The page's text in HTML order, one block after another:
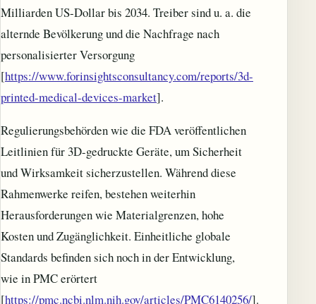
Milliarden US‑Dollar bis 2034. Treiber sind u. a. die
alternde Bevölkerung und die Nachfrage nach
personalisierter Versorgung
[https://www.forinsightsconsultancy.com/reports/3d-
printed-medical-devices-market].
Regulierungsbehörden wie die FDA veröffentlichen
Leitlinien für 3D-gedruckte Geräte, um Sicherheit
und Wirksamkeit sicherzustellen. Während diese
Rahmenwerke reifen, bestehen weiterhin
Herausforderungen wie Materialgrenzen, hohe
Kosten und Zugänglichkeit. Einheitliche globale
Standards befinden sich noch in der Entwicklung,
wie in PMC erörtert
[https://pmc.ncbi.nlm.nih.gov/articles/PMC6140256/].